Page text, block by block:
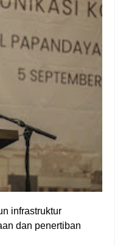
infrastruktur
dan penertiban